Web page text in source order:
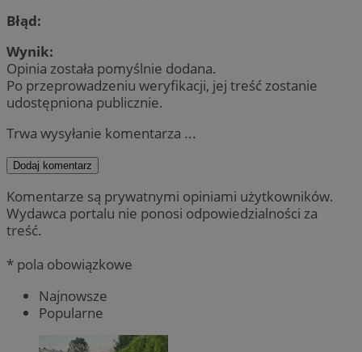
Błąd:
Wynik:
Opinia została pomyślnie dodana.
Po przeprowadzeniu weryfikacji, jej treść zostanie
udostępniona publicznie.
Trwa wysyłanie komentarza ...
Dodaj komentarz
Komentarze są prywatnymi opiniami użytkowników.
Wydawca portalu nie ponosi odpowiedzialności za
treść.
* pola obowiązkowe
Najnowsze
Popularne